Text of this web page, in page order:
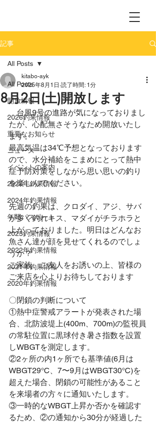
記事
All Posts
開放情報
2026釣果情報
重要なお知らせ
ニュース
イベントの案内
2025年釣果情報
2024年釣果情報
年間パスポート
2023釣果情報
2022年釣果情報
2021年釣果情報
2020年釣果情報
All Posts
8月2日(土)開放します
kitabo-ayk
2025年8月1日 読了時間: 1分
台風9号の進路が気になっておりまし
たが、心配無さそうなため開放いたし
ます。
最高気温は34℃予想となっております
ので、水分補給をこまめにとって熱中
症予防対策をしながら思い思いの釣り
を楽しんでください。
先週の釣果は、クロダイ、アジ、サバ
が多く釣れキス、マダイがチラホラと
上がっておりました。明日はどんなお
魚さん達が顔を見せてくれるのでしょ
うか？
ご家族、ご友人をお誘いの上、皆様の
ご来店を心よりお待ちしております
〇閉鎖の判断について
①熱中症警戒アラートが発表された場
合、北防波堤上(400m、700m)の監視員
の常駐位置に黒球付き暑さ指数を設置
しWBGTを測定します。
②2ヶ所の内1ヶ所でも基準値(6月は
WBGT29°C、7〜9月はWBGT30°C)を
超えた場合、閉鎖の可能性があること
を来場者の方々に通知いたします。
③一時的なWBGT上昇か否かを確認す
るため、②の通知から30分が経過した